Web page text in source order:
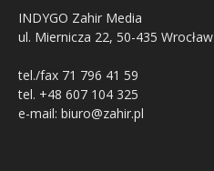
INDYGO Zahir Media
ul. Miernicza 22, 50-435 Wrocław
tel./fax 71 796 41 59
tel. +48 607 104 325
e-mail: biuro@zahir.pl